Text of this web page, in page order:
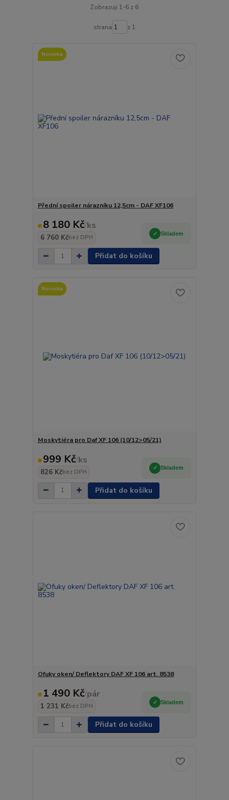
Zobrazuji 1-6 z 6
strana z 1
Novinka
Přední spoiler nárazníku 12,5cm - DAF XF106
8 180 Kč/ks
6 760 Kčbez DPH
Skladem
Přidat do košíku
Novinka
Moskytiéra pro Daf XF 106 (10/12>05/21)
999 Kč/ks
826 Kčbez DPH
Skladem
Přidat do košíku
Ofuky oken/ Deflektory DAF XF 106 art. 8538
1 490 Kč/pár
1 231 Kčbez DPH
Skladem
Přidat do košíku